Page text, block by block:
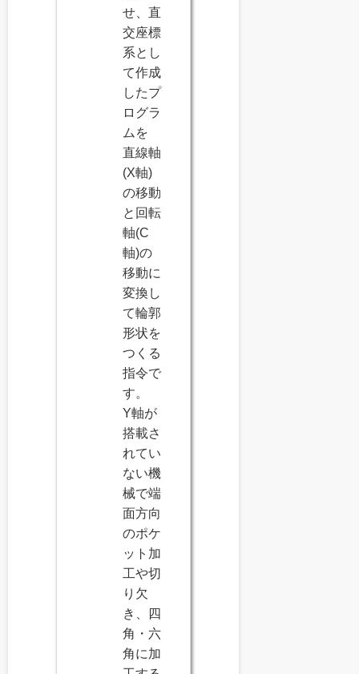
せ、直
交座標
系とし
て作成
したプ
ログラ
ムを
直線軸
(X軸)
の移動
と回転
軸(C
軸)の
移動に
変換し
て輪郭
形状を
つくる
指令で
す。
Y軸が
搭載さ
れてい
ない機
械で端
面方向
のポケ
ット加
工や切
り欠
き、四
角・六
角に加